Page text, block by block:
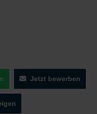
Jetzt bewerben